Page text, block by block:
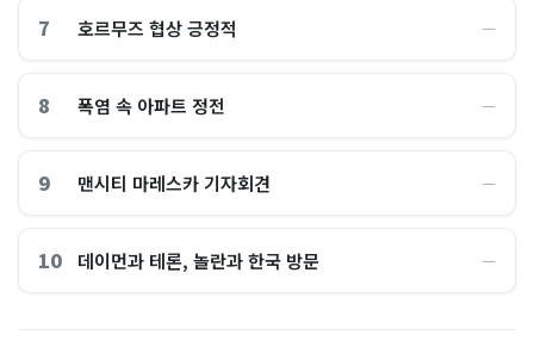
7 호르무즈 협상 긍정적 ―
8 폭염 속 아파트 정전 ―
9 맨시티 마레스카 기자회견 ―
10 데이먼과 테론, 놀란과 한국 방문 ―